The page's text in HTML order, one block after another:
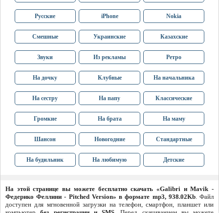
Русские iPhone Nokia
Смешные Украинские Казахские
Звуки Из рекламы Ретро
На дочку Клубные На начальника
На сестру На папу Классические
Громкие На брата На маму
Шансон Новогодние Стандартные
На будильник На любимую Детские
На этой странице вы можете бесплатно скачать «Galibri и Mavik -
Федерико Феллини - Pitched Version» в формате mp3, 938.02Kb. Файл
доступен для мгновенной загрузки на телефон, смартфон, планшет или